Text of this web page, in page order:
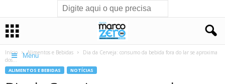
Menu
Início Alimentos e Bebidas
Dia da Cerveja: consumo da bebida fora do lar se aproxima
dos...
ALIMENTOS E BEBIDAS NOTÍCIAS